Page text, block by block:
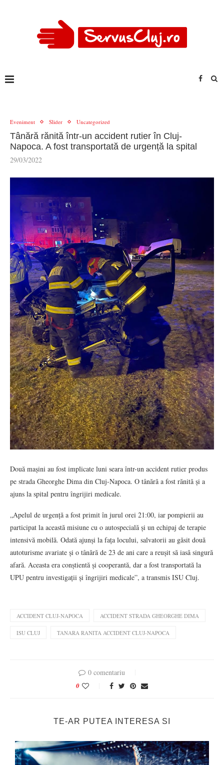
Eveniment Slider Uncategorized
Tânără rănită într-un accident rutier în Cluj-
Napoca. A fost transportată de urgență la spital
29/03/2022
Două mașini au fost implicate luni seara într-un accident rutier produs
pe strada Gheorghe Dima din Cluj-Napoca. O tânără a fost rănită și a
ajuns la spital pentru îngrijiri medicale.
„Apelul de urgență a fost primit în jurul orei 21:00, iar pompierii au
participat la această misiune cu o autospecială și un echipaj de terapie
intensivă mobilă. Odată ajunși la fața locului, salvatorii au găsit două
autoturisme avariate și o tânără de 23 de ani care a reușit să iasă singură
afară. Aceasta era conștientă și cooperantă, dar a fost transportată la
UPU pentru investigații și îngrijiri medicale”, a transmis ISU Cluj.
ACCIDENT CLUJ-NAPOCA ACCIDENT STRADA GHEORGHE DIMA
ISU CLUJ TANARA RANITA ACCIDENT CLUJ-NAPOCA
0 comentariu
0
TE-AR PUTEA INTERESA SI